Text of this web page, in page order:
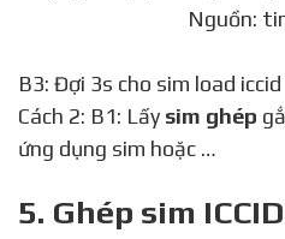
Nguồn:
B3: Đợi 3s cho sim load iccid mới, active lại là ok.
Cách 2: B1: Lấy sim ghép
ứng dụng sim hoặc …
5. Ghép sim